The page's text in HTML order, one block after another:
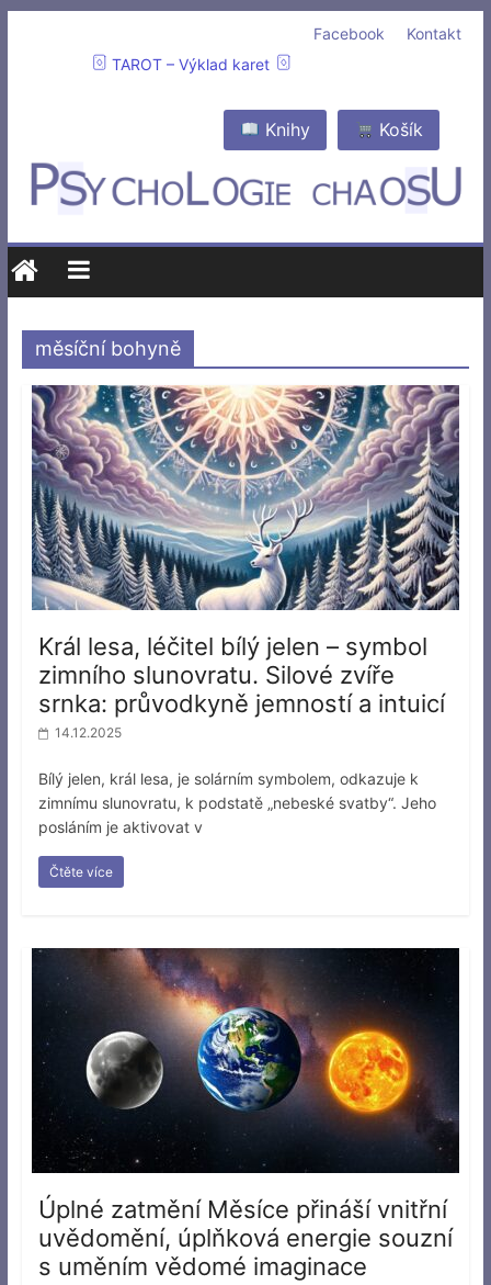
Kontakt
Facebook
TAROT – Výklad karet
Košík
Knihy
měsíční bohyně
Král lesa, léčitel bílý jelen – symbol
zimního slunovratu. Silové zvíře
srnka: průvodkyně jemností a intuicí
14.12.2025
Bílý jelen, král lesa, je solárním symbolem, odkazuje k
zimnímu slunovratu, k podstatě „nebeské svatby“. Jeho
posláním je aktivovat v
Čtěte více
Úplné zatmění Měsíce přináší vnitřní
uvědomění, úplňková energie souzní
s uměním vědomé imaginace